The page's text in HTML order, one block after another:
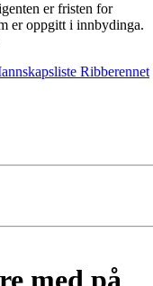
er fristen for
er oppgitt i innbydinga.
Ribberennet